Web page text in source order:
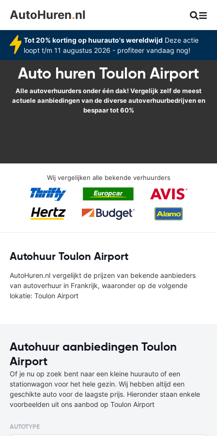
AutoHuren.nl
Tot 20% korting op huurauto's wereldwijd Deze actie
loopt t/m 11 augustus 2026 - profiteer vandaag nog!
Auto huren Toulon Airport
Alle autoverhuurders onder één dak! Vergelijk zelf de meest
actuele aanbiedingen van de diverse autoverhuurbedrijven en
bespaar tot 60%
Wij vergelijken alle bekende verhuurders
Autohuur Toulon Airport
AutoHuren.nl vergelijkt de prijzen van bekende aanbieders
van autoverhuur in Frankrijk, waaronder op de volgende
lokatie: Toulon Airport
Autohuur aanbiedingen Toulon
Airport
Of je nu op zoek bent naar een kleine huurauto of een
stationwagon voor het hele gezin. Wij hebben altijd een
geschikte auto voor de laagste prijs. Hieronder staan enkele
voorbeelden uit ons aanbod op Toulon Airport
AUTOTYPE